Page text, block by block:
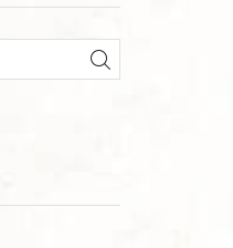
SEARCH